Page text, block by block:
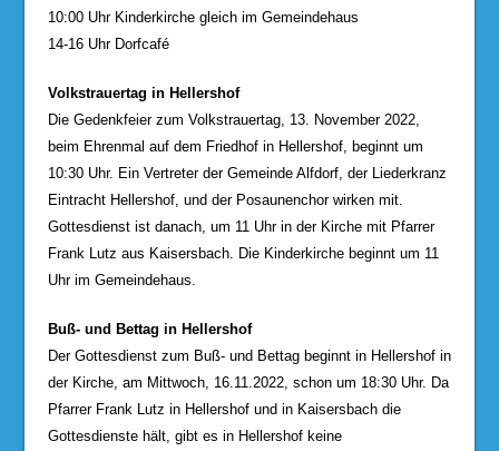
10:00 Uhr Kinderkirche gleich im Gemeindehaus
14-16 Uhr Dorfcafé
Volkstrauertag in Hellershof
Die Gedenkfeier zum Volkstrauertag, 13. November 2022,
beim Ehrenmal auf dem Friedhof in Hellershof, beginnt um
10:30 Uhr. Ein Vertreter der Gemeinde Alfdorf, der Liederkranz
Eintracht Hellershof, und der Posaunenchor wirken mit.
Gottesdienst ist danach, um 11 Uhr in der Kirche mit Pfarrer
Frank Lutz aus Kaisersbach. Die Kinderkirche beginnt um 11
Uhr im Gemeindehaus.
Buß- und Bettag in Hellershof
Der Gottesdienst zum Buß- und Bettag beginnt in Hellershof in
der Kirche, am Mittwoch, 16.11.2022, schon um 18:30 Uhr. Da
Pfarrer Frank Lutz in Hellershof und in Kaisersbach die
Gottesdienste hält, gibt es in Hellershof keine